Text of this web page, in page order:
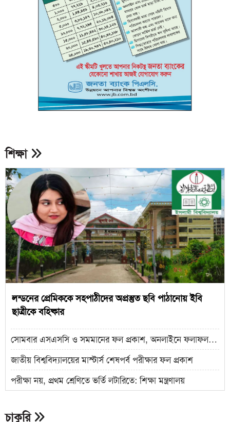
শিক্ষা
লন্ডনের প্রেমিককে সহপাঠীদের অপ্রস্তুত ছবি পাঠানোয় ইবি
ছাত্রীকে বহিষ্কার
সোমবার এসএসসি ও সমমানের ফল প্রকাশ, অনলাইনে ফলাফল
জানবেন যেভাবে
জাতীয় বিশ্ববিদ্যালয়ের মাস্টার্স শেষপর্ব পরীক্ষার ফল প্রকাশ
পরীক্ষা নয়, প্রথম শ্রেণিতে ভর্তি লটারিতে: শিক্ষা মন্ত্রণালয়
চাকুরি